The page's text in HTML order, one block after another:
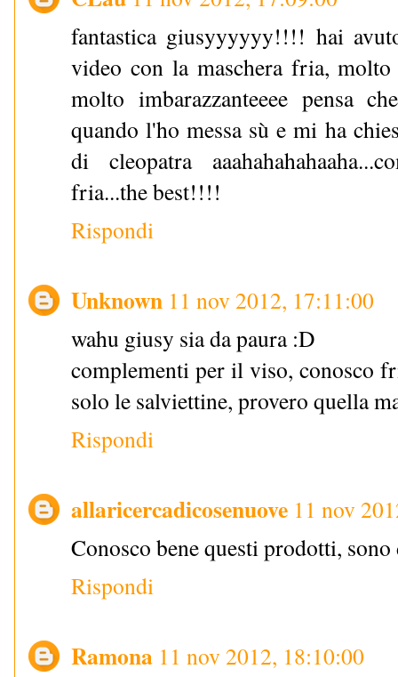
fantastica giusyyyyyy!!!! hai
video con la maschera fria,
molto imbarazzanteeee pensa
quando l'ho messa sù e mi ha
di cleopatra
fria...the best!!!!
Rispondi
Unknown 11 nov 2012, 17:11:00
wahu giusy sia da paura :D
complementi per il viso, conosco
solo le salviettine, provero quella
Rispondi
allaricercadicosenuove 11 nov
Conosco bene questi prodotti,
Rispondi
Ramona 11 nov 2012, 18:10:00